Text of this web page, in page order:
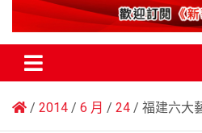
2014 6 月 24 福建六大